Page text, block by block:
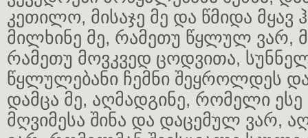
კეთილო, მისაჯე მე და წმიდა მყავ
მილხინე მე, რამეთუ წყლულ ვარ,
რამეთუ მოვკვედ ცოდვითა,
წყლულებანი ჩემნი შეყროლდეს
დამცა მე, აღმადგინე, რომელი
მღვიმესა შინა და დაცემულ ვარ,